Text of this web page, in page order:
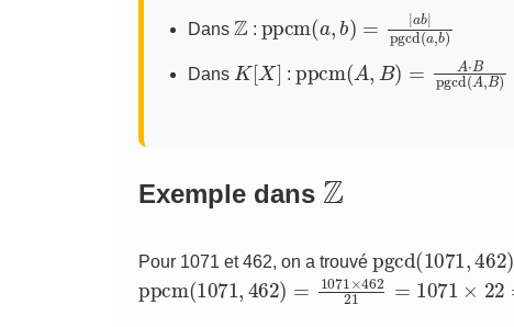
Dans
Z
:
( b ) pgcd
Dans
K[X]
:
( A B)= pgcd
Exemple dans
Z
Pour 1071 et 462, on a trouvé
pgcd(1071 462
(1071 462 1071×462 21 =1071×22